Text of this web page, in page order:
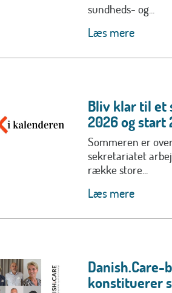
sundheds- og...
Læs mere
Bliv klar til et
2026 og start
Sommeren er
sekretariatet
række store...
Læs mere
Danish.Care-
konstituerer